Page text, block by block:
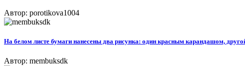
Автор: porotikova1004
На белом листе бумаги нанесены два рисунка: один красным карандашом,
Автор: membuksdk